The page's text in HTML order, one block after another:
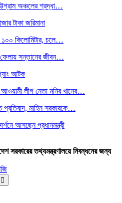
অঞ্চলের শ্রদ্ধা…
টাকা জরিমানা
১০০ কিলোমিটার, চলে…
ফেলায় সন্তানের জীবন…
আটক
লীগ নেতা মনির খানের…
প্রতিবাদ, মাহিন সরকারকে…
আসছেন প্রধানমন্ত্রী
সরকারের তথ্যমন্ত্রণালয়ে নিবন্ধনের জন্য